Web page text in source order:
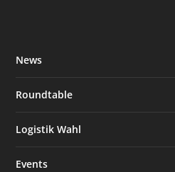
News
Roundtable
Logistik Wahl
Events